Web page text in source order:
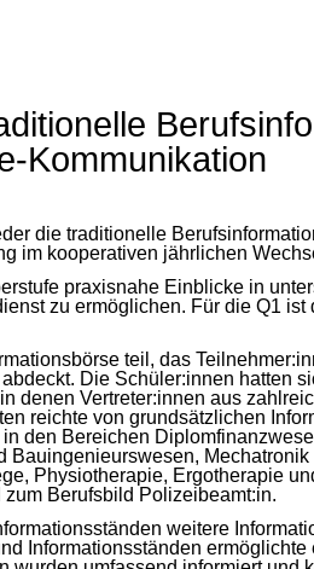
Kommunikation
die traditionelle
im kooperativen jährlichen
praxisnahe Einblicke in
zu ermöglichen. Für die Q1
teil, das
Die Schüler:innen hatten
denen Vertreter:innen aus
reichte von grundsätzlichen
den Bereichen
Physiotherapie, Ergotherapie
Berufsbild Polizeibeamt:in.
weitere
Informationsständen